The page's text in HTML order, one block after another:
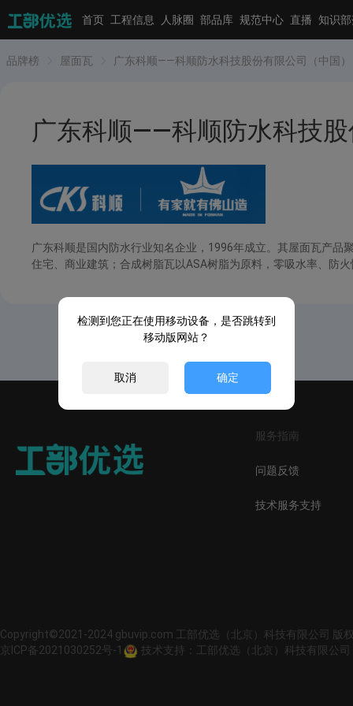
首页 工程信息 人脉圈 部品库 规范中心 直播 知识
品牌榜 屋面瓦 广东科顺——科顺防水科技股份有限公司（中国）
广东科顺——科顺防水科技
广东科顺是国内防水行业知名企业，1996年成立。其屋面瓦产
住宅、商业建筑；合成树脂瓦以ASA树脂为原料，零吸水率、防
服务指南
问题反馈
技术服务支持
Copyright©2021-2024 gbuvip.com 工部优选（北京）科技有限公司 版
京ICP备2021030252号-1
技术支持：工部优选（北京）科技有限公司
检测到您正在使用移动设备，是否跳转到
移动版网站？
取消 确定